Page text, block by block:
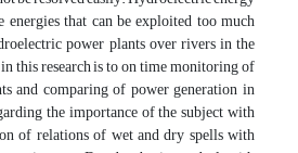
energies that can be exploited too much
power plants over rivers in the
this research is to on time monitoring of
and comparing of power generation in
the importance of the subject with
of relations of wet and dry spells with